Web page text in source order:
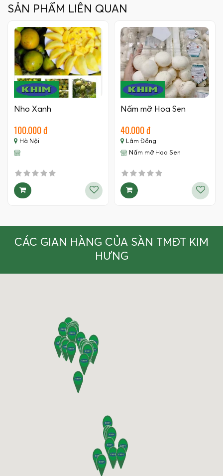
SẢN PHẨM LIÊN QUAN
Nho Xanh
100.000 đ
Hà Nội
Nấm mỡ Hoa Sen
40.000 đ
Lâm Đồng
Nấm mỡ Hoa Sen
CÁC GIAN HÀNG CỦA SÀN TMĐT KIM
HƯNG